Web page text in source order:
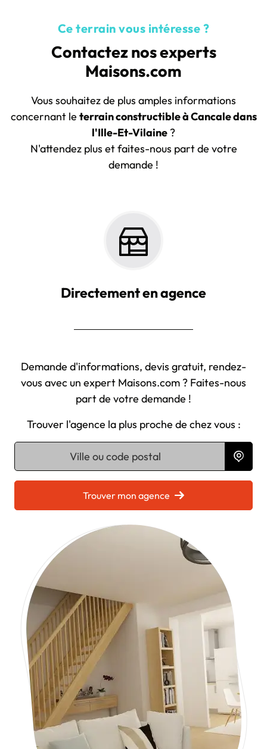
Ce terrain vous intéresse ?
Contactez nos experts
Maisons.com
Vous souhaitez de plus amples informations
concernant le terrain constructible à Cancale dans
l'Ille-Et-Vilaine ?
N'attendez plus et faites-nous part de votre
demande !
Directement en agence
Demande d'informations, devis gratuit, rendez-
vous avec un expert Maisons.com ? Faites-nous
part de votre demande !
Trouver l'agence la plus proche de chez vous :
Chargement...
Trouver mon agence